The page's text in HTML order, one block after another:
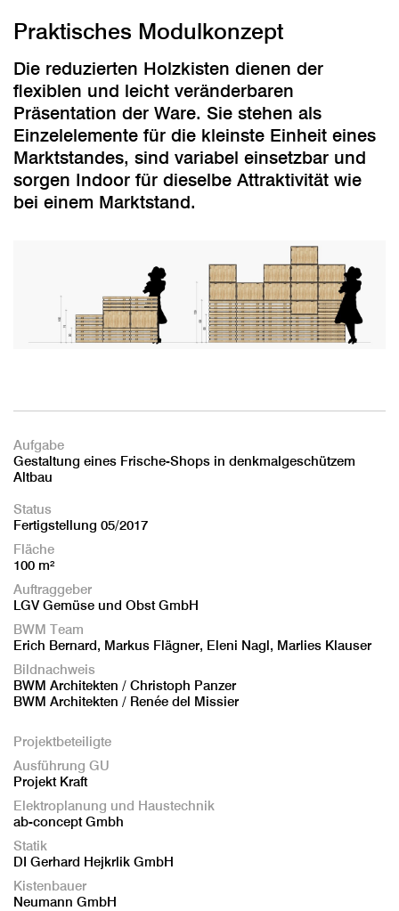
Praktisches Modulkonzept
Die reduzierten Holzkisten dienen der
flexiblen und leicht veränderbaren
Präsentation der Ware. Sie stehen als
Einzelelemente für die kleinste Einheit eines
Marktstandes, sind variabel einsetzbar und
sorgen Indoor für dieselbe Attraktivität wie
bei einem Marktstand.
Aufgabe
Gestaltung eines Frische-Shops in denkmalgeschützem
Altbau
Status
Fertigstellung 05/2017
Fläche
100 m²
Auftraggeber
LGV Gemüse und Obst GmbH
BWM Team
Erich Bernard, Markus Flägner, Eleni Nagl, Marlies Klauser
Bildnachweis
BWM Architekten / Christoph Panzer
BWM Architekten / Renée del Missier
Projektbeteiligte
Ausführung GU
Projekt Kraft
Elektroplanung und Haustechnik
ab-concept Gmbh
Statik
DI Gerhard Hejkrlik GmbH
Kistenbauer
Neumann GmbH